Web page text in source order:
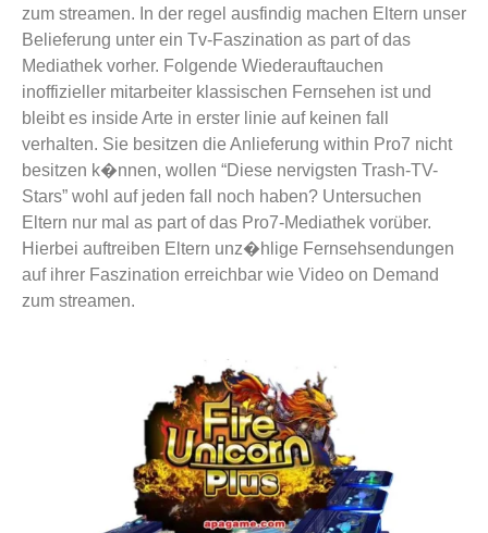
zum streamen. In der regel ausfindig machen Eltern unser
Belieferung unter ein Tv-Faszination as part of das
Mediathek vorher. Folgende Wiederauftauchen
inoffizieller mitarbeiter klassischen Fernsehen ist und
bleibt es inside Arte in erster linie auf keinen fall
verhalten. Sie besitzen die Anlieferung within Pro7 nicht
besitzen k�nnen, wollen “Diese nervigsten Trash-TV-
Stars” wohl auf jeden fall noch haben? Untersuchen
Eltern nur mal as part of das Pro7-Mediathek vorüber.
Hierbei auftreiben Eltern unz�hlige Fernsehsendungen
auf ihrer Faszination erreichbar wie Video on Demand
zum streamen.